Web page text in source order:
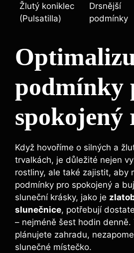
Žlutý koniklec
(Pulsatilla)
Drsnější
podmínky
podmínky
spokojený
Když hovoříme o silných a
trvalkách, je důležité nejen
rostliny, ale také zajistit, aby
podmínky pro spokojený a
sluneční krásky, jako je
slunečnice, potřebují
– nejméně šest hodin denně.
plánujete zahradu,
slunečné místečko.